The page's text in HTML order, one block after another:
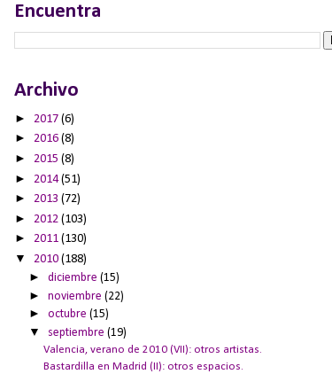
Encuentra
Archivo
► 2017 (6)
► 2016 (8)
► 2015 (8)
► 2014(51)
► 2013 (72)
► 2012 (103)
► 2011 (130)
▼ 2010 (188)
►diciembre(15)
►noviembre(22)
►octubre(15)
▼ septiembre(19)
Valencia, verano de 2010 (VII): otros artistas.
Bastardilla en Madrid (II): otros espacios.